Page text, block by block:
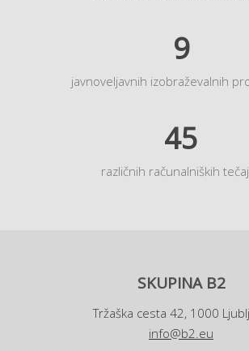
9
javnoveljavnih izobraževalnih
45
različnih računalniških
SKUPINA B2
Tržaška cesta 42, 1000
info@b2.eu